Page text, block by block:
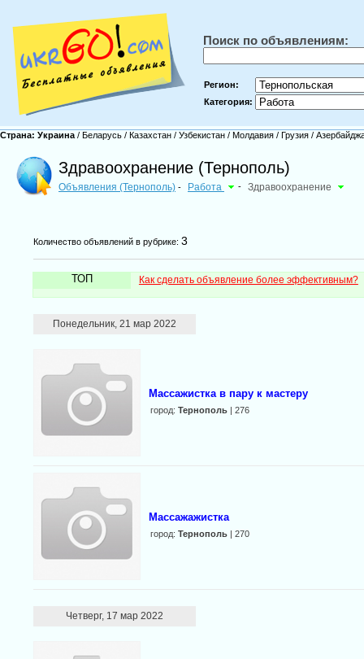
Поиск по объявлениям:
Регион:
Категория:
Страна: Украина / Беларусь / Казахстан / Узбекистан / Молдавия / Грузия /
Здравоохранение (Тернополь)
Объявления (Тернополь) - Работа - Здравоохранение
Количество объявлений в рубрике: 3
ТОП Как сделать объявление более эффективным?
Понедельник, 21 мар 2022
Массажистка в пару к мастеру
город: Тернополь| 276
Массажажистка
город: Тернополь| 270
Четверг, 17 мар 2022